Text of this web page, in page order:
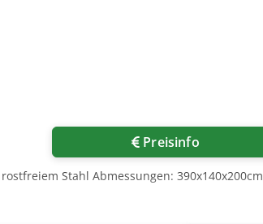
Preisinfo
Stahl Abmessungen: 390x140x200cm